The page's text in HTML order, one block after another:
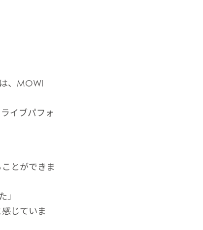
、MOWI
イブパフォ
とができま
」
じていま